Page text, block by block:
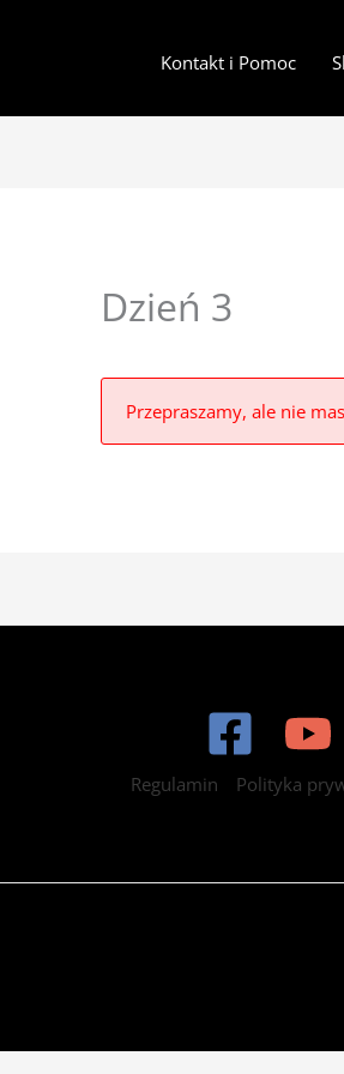
Kontakt i Pomoc
Dzień 3
Przepraszamy, ale nie
Regulamin Polityka